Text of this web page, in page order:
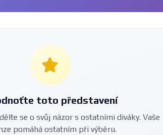
toto představení
se o svůj názor s ostatními diváky. Vaše
pomáhá ostatním při výběru.